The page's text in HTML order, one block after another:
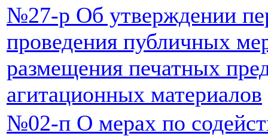
№27-р Об утверждении
проведения публичных
размещения печатных
агитационных материалов
№02-п О мерах по